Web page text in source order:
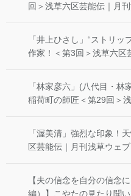
回＞浅草六区芸能伝｜月
「井上ひさし」“ストリ
作家！＜第3回＞浅草六区
「林家彦六」(八代目・林
稲荷町の師匠＜第29回＞
「渥美清」強烈な印象！
区芸能伝｜月刊浅草ウェブ
【夫の信念を自分の信念
編）】こやたの見たり聞